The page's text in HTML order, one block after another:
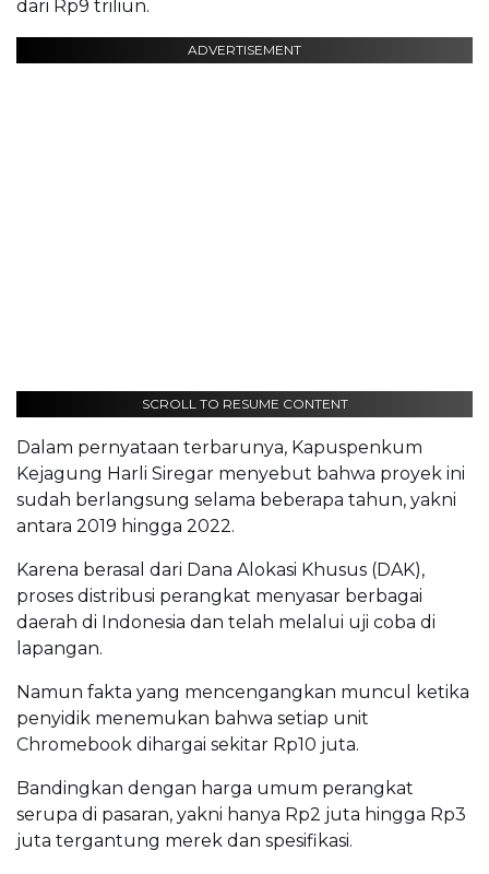
dari Rp9 triliun.
ADVERTISEMENT
SCROLL TO RESUME CONTENT
Dalam pernyataan terbarunya, Kapuspenkum
Kejagung Harli Siregar menyebut bahwa proyek ini
sudah berlangsung selama beberapa tahun, yakni
antara 2019 hingga 2022.
Karena berasal dari Dana Alokasi Khusus (DAK),
proses distribusi perangkat menyasar berbagai
daerah di Indonesia dan telah melalui uji coba di
lapangan.
Namun fakta yang mencengangkan muncul ketika
penyidik menemukan bahwa setiap unit
Chromebook dihargai sekitar Rp10 juta.
Bandingkan dengan harga umum perangkat
serupa di pasaran, yakni hanya Rp2 juta hingga Rp3
juta tergantung merek dan spesifikasi.